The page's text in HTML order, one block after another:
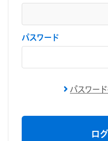
パスワード
パスワー